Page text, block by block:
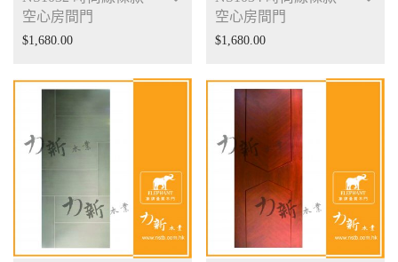
空心房間門
$1,680.00
空心房間門
$1,680.00